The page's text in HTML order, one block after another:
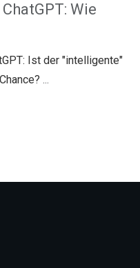
Wie
Ist der "intelligente"
...